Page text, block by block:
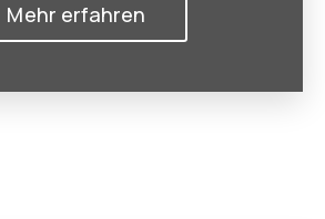
Mehr erfahren